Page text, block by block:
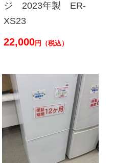
ジ 2023年製 ER-
XS23
22,000円（税込）